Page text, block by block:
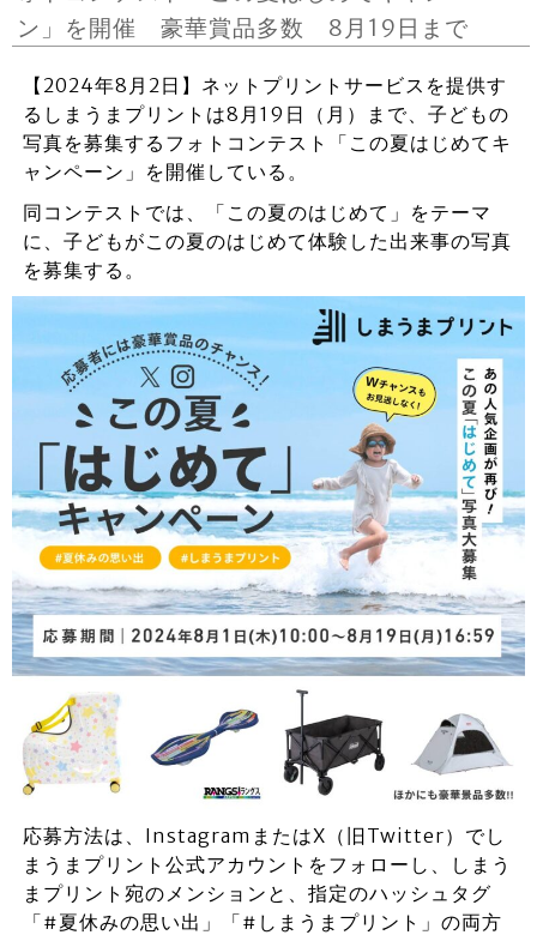
ン」を開催 豪華賞品多数 8月19日まで
【2024年8月2日】ネットプリントサービスを提供す
るしまうまプリントは8月19日（月）まで、子どもの
写真を募集するフォトコンテスト「この夏はじめてキ
ャンペーン」を開催している。
同コンテストでは、「この夏のはじめて」をテーマ
に、子どもがこの夏のはじめて体験した出来事の写真
を募集する。
応募方法は、InstagramまたはX（旧Twitter）でし
まうまプリント公式アカウントをフォローし、しまう
まプリント宛のメンションと、指定のハッシュタグ
「#夏休みの思い出」「#しまうまプリント」の両方